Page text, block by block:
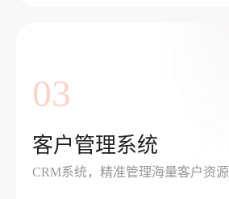
03
客户管理系统
CRM系统，精准管理海量客户资源